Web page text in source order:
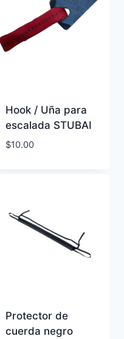
Hook / Uña para
escalada STUBAI
$10.00
Protector de
cuerda negro